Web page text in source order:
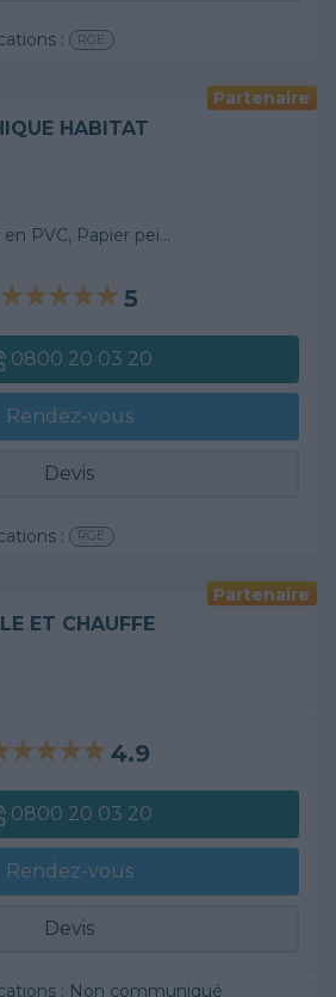
: RGE
Partenaire
HABITAT
PVC, Papier peint, ...
5
0800 20 03 20
Rendez-vous
Devis
: RGE
Partenaire
ET CHAUFFE
4.9
0800 20 03 20
Rendez-vous
Devis
: Non communiqué